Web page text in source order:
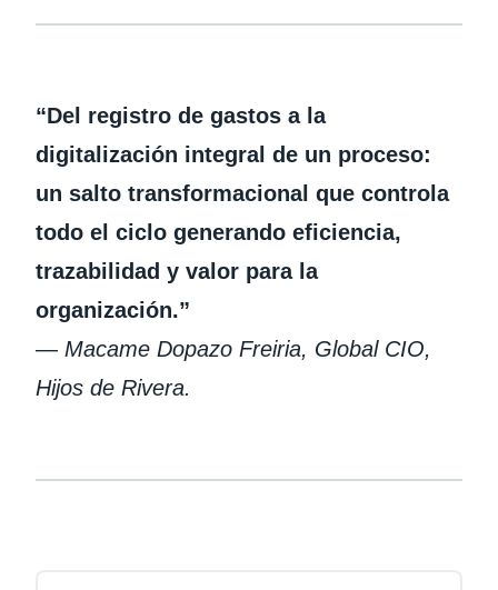
“Del registro de gastos a la
digitalización integral de un proceso:
un salto transformacional que controla
todo el ciclo generando eficiencia,
trazabilidad y valor para la
organización.”
— Macame Dopazo Freiria, Global CIO,
Hijos de Rivera.